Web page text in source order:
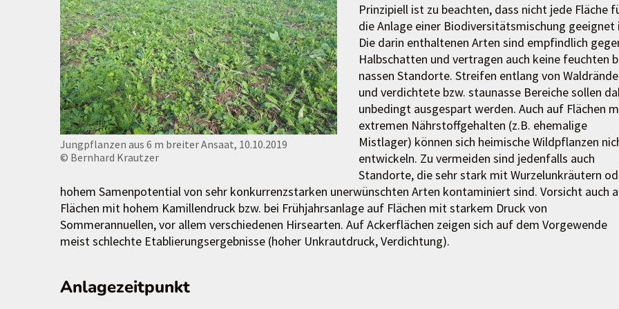
Jungpflanzen aus 6 m breiter Ansaat, 10.10.2019
© Bernhard Krautzer
Prinzipiell ist zu beachten, dass nicht jede Fläche
die Anlage einer Biodiversitätsmischung geeignet
Die darin enthaltenen Arten sind empfindlich
Halbschatten und vertragen auch keine feuchten
nassen Standorte. Streifen entlang von
und verdichtete bzw. staunasse Bereiche sollen
unbedingt ausgespart werden. Auch auf Flächen
extremen Nährstoffgehalten (z.B. ehemalige
Mistlager) können sich heimische Wildpflanzen
entwickeln. Zu vermeiden sind jedenfalls auch
Standorte, die sehr stark mit Wurzelunkräutern
hohem Samenpotential von sehr konkurrenzstarken unerwünschten Arten kontaminiert sind. Vorsicht auch
Flächen mit hohem Kamillendruck bzw. bei Frühjahrsanlage auf Flächen mit starkem Druck von
Sommerannuellen, vor allem verschiedenen Hirsearten. Auf Ackerflächen zeigen sich auf dem Vorgewende
meist schlechte Etablierungsergebnisse (hoher Unkrautdruck, Verdichtung).
Anlagezeitpunkt